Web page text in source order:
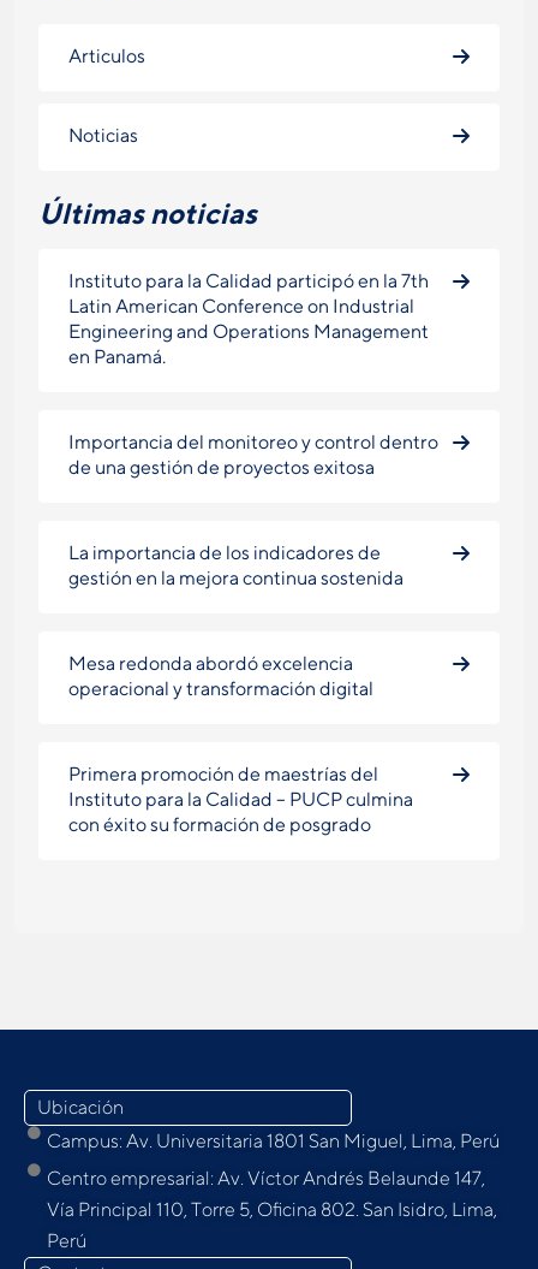
Articulos
Noticias
Últimas noticias
Instituto para la Calidad participó en la 7th
Latin American Conference on Industrial
Engineering and Operations Management
en Panamá.
Importancia del monitoreo y control dentro
de una gestión de proyectos exitosa
La importancia de los indicadores de
gestión en la mejora continua sostenida
Mesa redonda abordó excelencia
operacional y transformación digital
Primera promoción de maestrías del
Instituto para la Calidad – PUCP culmina
con éxito su formación de posgrado
Ubicación
Campus: Av. Universitaria 1801 San Miguel, Lima, Perú
Centro empresarial: Av. Víctor Andrés Belaunde 147,
Vía Principal 110, Torre 5, Oﬁcina 802. San Isidro, Lima,
Perú